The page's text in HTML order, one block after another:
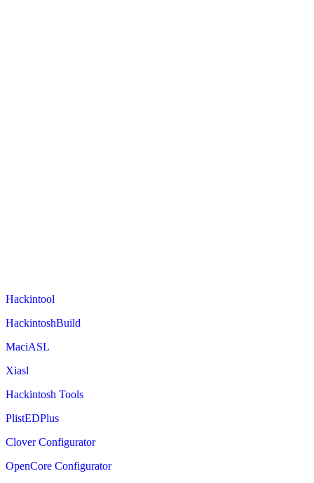
Hackintool
HackintoshBuild
MaciASL
Xiasl
Hackintosh Tools
PlistEDPlus
Clover Configurator
OpenCore Configurator